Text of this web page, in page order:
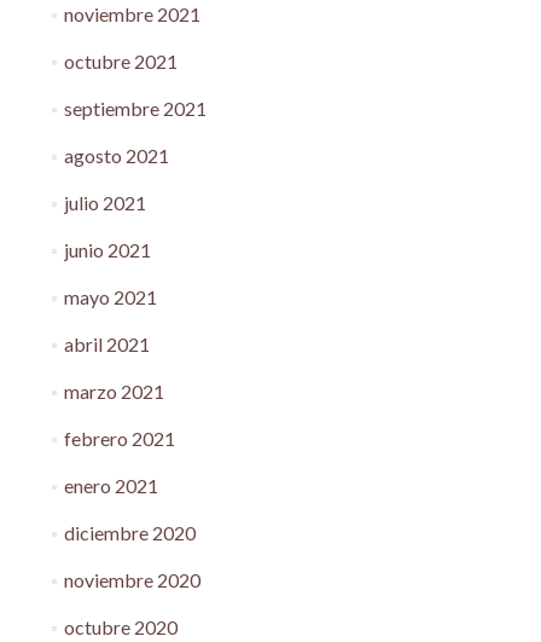
noviembre 2021
octubre 2021
septiembre 2021
agosto 2021
julio 2021
junio 2021
mayo 2021
abril 2021
marzo 2021
febrero 2021
enero 2021
diciembre 2020
noviembre 2020
octubre 2020